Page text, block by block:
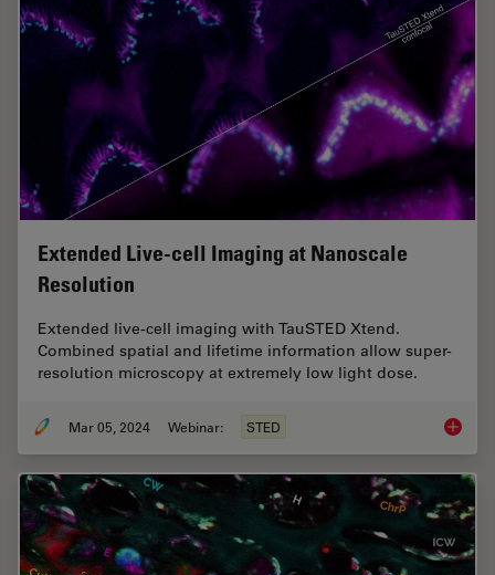
Extended Live-cell Imaging at Nanoscale
Resolution
Extended live-cell imaging with TauSTED Xtend.
Combined spatial and lifetime information allow super-
resolution microscopy at extremely low light dose.
Mar 05, 2024 Webinar: STED